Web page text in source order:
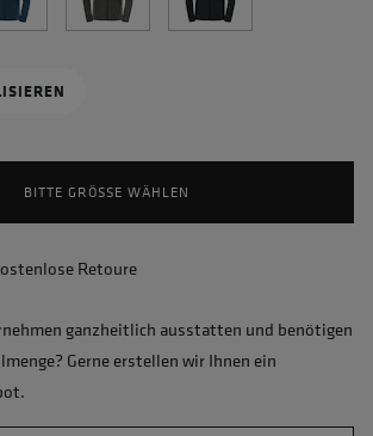
BITTE GRÖSSE WÄHLEN
Retoure
ganzheitlich ausstatten und benötigen
Gerne erstellen wir Ihnen ein